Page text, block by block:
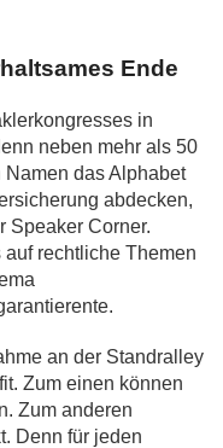
Ende
in
neben mehr als 50
das Alphabet
abdecken,
Speaker Corner.
rechtliche Themen
an der Standralley
Zum einen können
Zum anderen
Denn für jeden